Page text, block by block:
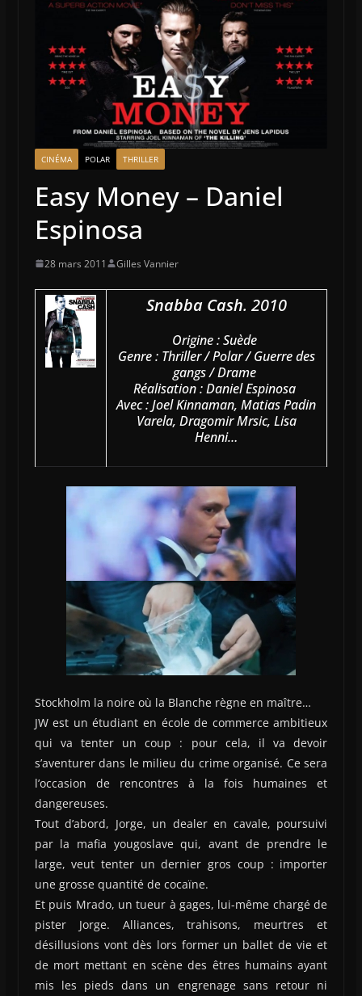
CINÉMA POLAR THRILLER
Easy Money – Daniel
Espinosa
28 mars 2011 Gilles Vannier
Snabba Cash. 2010
Origine : Suède
Genre : Thriller / Polar / Guerre des
gangs / Drame
Réalisation : Daniel Espinosa
Avec : Joel Kinnaman, Matias Padin
Varela, Dragomir Mrsic, Lisa
Henni…
Stockholm la noire où la Blanche règne en maître…
JW est un étudiant en école de commerce ambitieux
qui va tenter un coup : pour cela, il va devoir
s’aventurer dans le milieu du crime organisé. Ce sera
l’occasion de rencontres à la fois humaines et
dangereuses.
Tout d’abord, Jorge, un dealer en cavale, poursuivi
par la mafia yougoslave qui, avant de prendre le
large, veut tenter un dernier gros coup : importer
une grosse quantité de cocaïne.
Et puis Mrado, un tueur à gages, lui-même chargé de
pister Jorge. Alliances, trahisons, meurtres et
désillusions vont dès lors former un ballet de vie et
de mort mettant en scène des êtres humains ayant
mis les pieds dans un engrenage sans retour ni